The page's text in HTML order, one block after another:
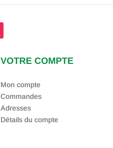
VOTRE COMPTE
Mon compte
Commandes
Adresses
Détails du compte